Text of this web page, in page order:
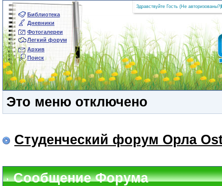
Библиотека
Дневники
Фотогалереи
Легкий форум
Архив
Поиск
Здравствуйте Гость (Не авторизованы?
Это меню отключено
Студенческий форум Орла
Сообщение Форума